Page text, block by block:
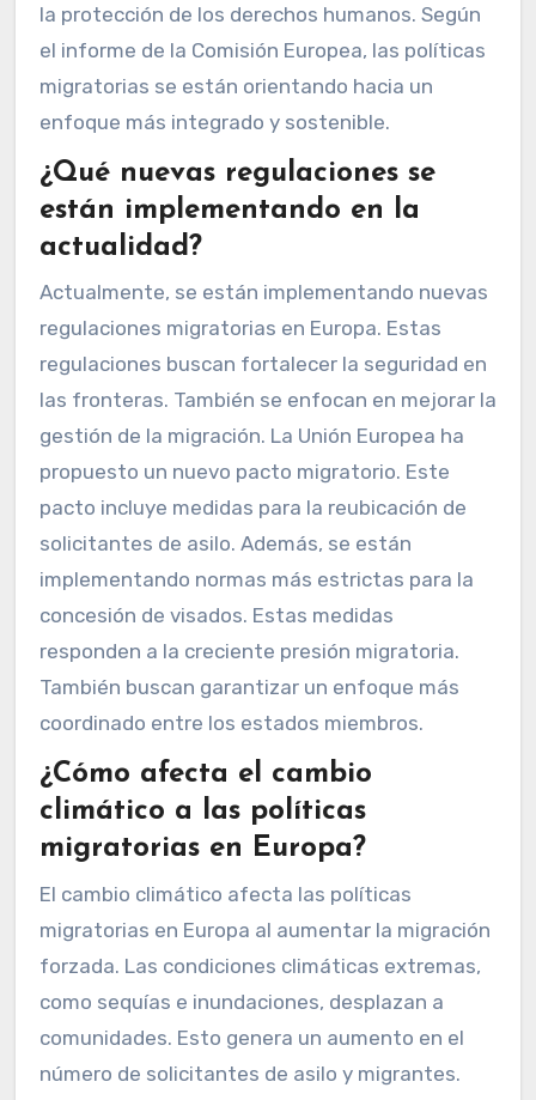
la protección de los derechos humanos. Según
el informe de la Comisión Europea, las políticas
migratorias se están orientando hacia un
enfoque más integrado y sostenible.
¿Qué nuevas regulaciones se
están implementando en la
actualidad?
Actualmente, se están implementando nuevas
regulaciones migratorias en Europa. Estas
regulaciones buscan fortalecer la seguridad en
las fronteras. También se enfocan en mejorar la
gestión de la migración. La Unión Europea ha
propuesto un nuevo pacto migratorio. Este
pacto incluye medidas para la reubicación de
solicitantes de asilo. Además, se están
implementando normas más estrictas para la
concesión de visados. Estas medidas
responden a la creciente presión migratoria.
También buscan garantizar un enfoque más
coordinado entre los estados miembros.
¿Cómo afecta el cambio
climático a las políticas
migratorias en Europa?
El cambio climático afecta las políticas
migratorias en Europa al aumentar la migración
forzada. Las condiciones climáticas extremas,
como sequías e inundaciones, desplazan a
comunidades. Esto genera un aumento en el
número de solicitantes de asilo y migrantes.